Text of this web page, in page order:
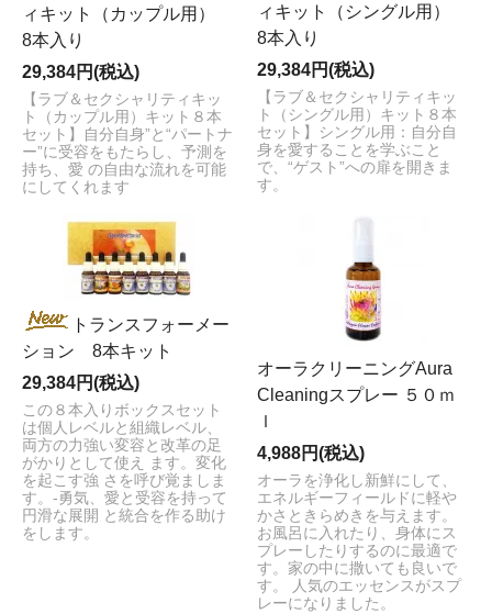
ィキット（カップル用）
8本入り
29,384円(税込)
【ラブ＆セクシャリティキッ
ト（カップル用）キット８本
セット】自分自身”と“パートナ
ー”に受容をもたらし、予測を
持ち、愛 の自由な流れを可能
にしてくれます
ィキット（シングル用）
8本入り
29,384円(税込)
【ラブ＆セクシャリティキッ
ト（シングル用）キット８本
セット】シングル用：自分自
身を愛することを学ぶこと
で、“ゲスト”への扉を開きま
す。
トランスフォーメー
ション 8本キット
29,384円(税込)
この８本入りボックスセット
は個人レベルと組織レベル、
両方の力強い変容と改革の足
がかりとして使え ます。変化
を起こす強 さを呼び覚ましま
す。-勇気、愛と受容を持って
円滑な展開 と統合を作る助け
をします。
オーラクリーニングAura
Cleaningスプレー ５０ｍ
4,988円(税込)
オーラを浄化し新鮮にして、
エネルギーフィールドに軽や
かさときらめきを与えます。
お風呂に入れたり、身体にス
プレーしたりするのに最適で
す。家の中に撒いても良いで
す。 人気のエッセンスがスプ
レーになりました。